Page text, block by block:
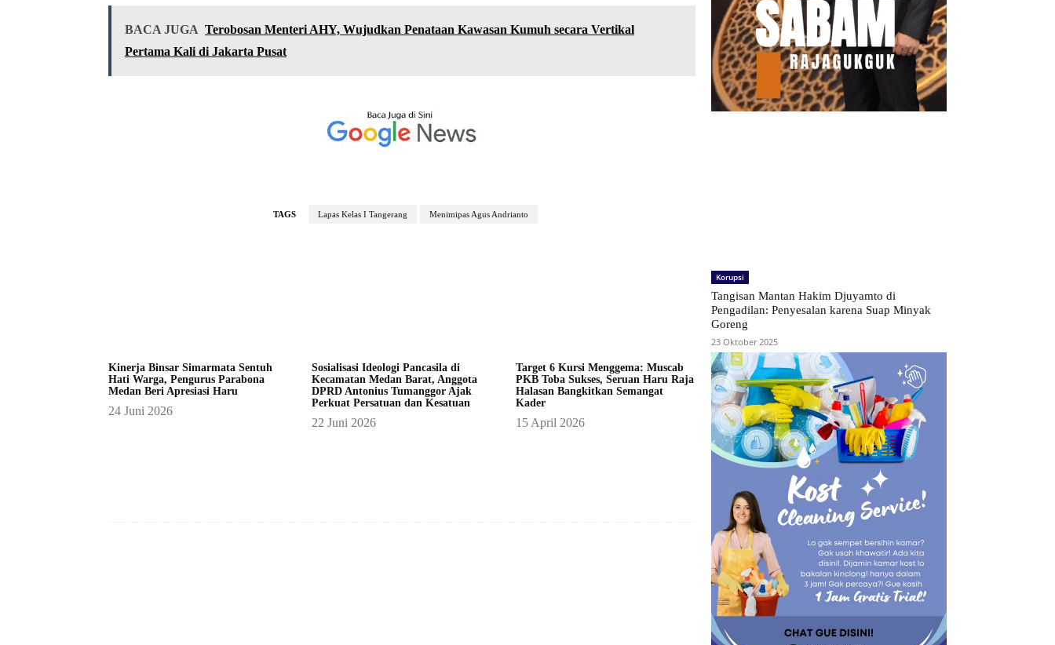
BACA JUGA Terobosan Menteri AHY, Wujudkan Penataan Kawasan Kumuh secara Vertikal
Pertama Kali di Jakarta Pusat
TAGS Lapas Kelas I Tangerang Menimipas Agus Andrianto
Kinerja Binsar Simarmata Sentuh
Hati Warga, Pengurus Parabona
Medan Beri Apresiasi Haru
24 Juni 2026
Sosialisasi Ideologi Pancasila di
Kecamatan Medan Barat, Anggota
DPRD Antonius Tumanggor Ajak
Perkuat Persatuan dan Kesatuan
22 Juni 2026
Target 6 Kursi Menggema: Muscab
PKB Toba Sukses, Seruan Haru Raja
Halasan Bangkitkan Semangat
Kader
15 April 2026
Korupsi
Tangisan Mantan Hakim Djuyamto di
Pengadilan: Penyesalan karena Suap Minyak
Goreng
23 Oktober 2025